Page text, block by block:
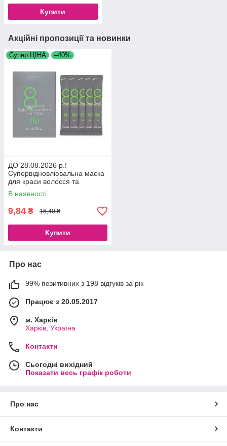
Купити
Акційні пропозиції та новинки
Супер ЦІНА –40%
ДО 28.08.2026 р.!
Супервідновлювальна маска
для краси волосся та
зміцнення коренів Masil 8
Seconds Salon Super Mild
Hair Mask
В наявності
9,84 ₴ 16,40 ₴
Купити
Про нас
99% позитивних з 198 відгуків за рік
Працює з 20.05.2017
м. Харків
Харків, Україна
Контакти
Сьогодні вихідний
Показати весь графік роботи
Про нас
Контакти